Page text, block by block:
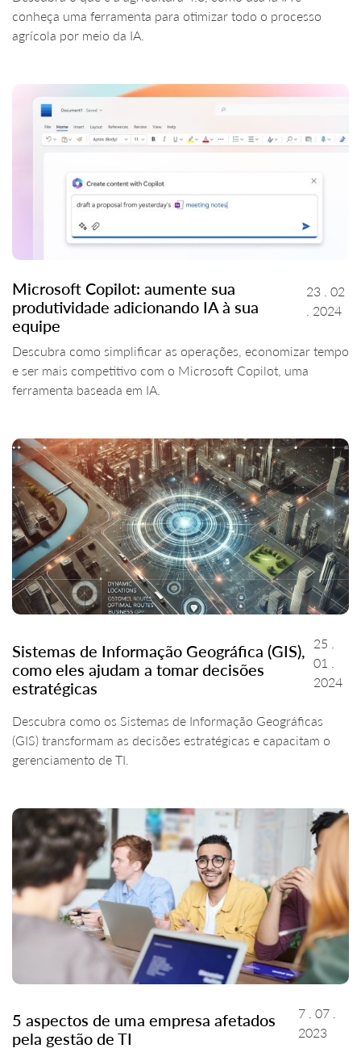
conheça uma ferramenta para otimizar todo o processo
agrícola por meio da IA.
Microsoft Copilot: aumente sua
produtividade adicionando IA à sua
equipe
23 . 02
. 2024
Descubra como simplificar as operações, economizar tempo
e ser mais competitivo com o Microsoft Copilot, uma
ferramenta baseada em IA.
Sistemas de Informação Geográfica (GIS),
como eles ajudam a tomar decisões
estratégicas
25 .
01 .
2024
Descubra como os Sistemas de Informação Geográficas
(GIS) transformam as decisões estratégicas e capacitam o
gerenciamento de TI.
5 aspectos de uma empresa afetados
pela gestão de TI
7 . 07 .
2023